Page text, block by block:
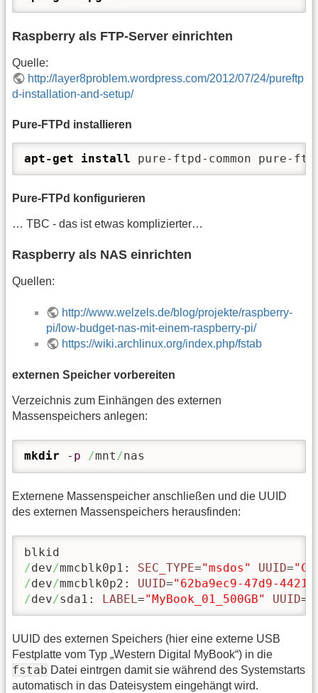
Raspberry als FTP-Server einrichten
Quelle:
http://layer8problem.wordpress.com/2012/07/24/pureftp
d-installation-and-setup/
Pure-FTPd installieren
apt-get install pure-ftpd-common pure-
Pure-FTPd konfigurieren
… TBC - das ist etwas komplizierter…
Raspberry als NAS einrichten
Quellen:
http://www.welzels.de/blog/projekte/raspberry-
pi/low-budget-nas-mit-einem-raspberry-pi/
https://wiki.archlinux.org/index.php/fstab
externen Speicher vorbereiten
Verzeichnis zum Einhängen des externen
Massenspeichers anlegen:
mkdir -p /mnt/nas
Externene Massenspeicher anschließen und die UUID
des externen Massenspeichers herausfinden:
/dev/mmcblk0p1: SEC_TYPE="msdos" UUID=
/dev/mmcblk0p2: UUID="62ba9ec9-47d9-
/dev/sda1: LABEL ="MyBook_01_500GB" UUID=
UUID des externen Speichers (hier eine externe USB
Festplatte vom Typ „Western Digital MyBook“) in die
fstab Datei eintrgen damit sie während des Systemstarts
automatisch in das Dateisystem eingehängt wird.